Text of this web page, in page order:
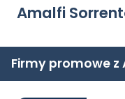
Amalfi
Firmy promowe